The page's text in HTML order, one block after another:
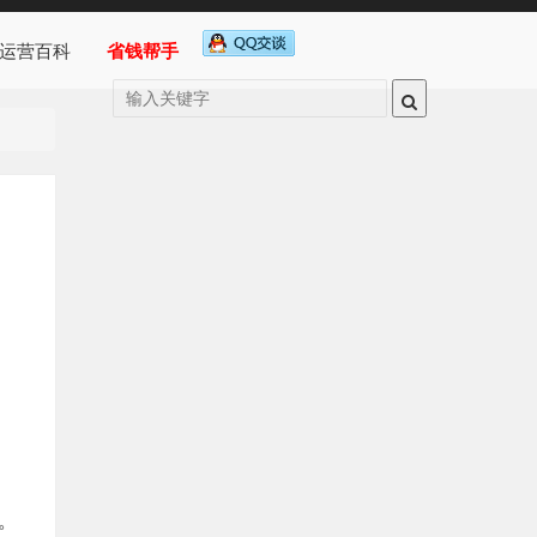
运营百科 省钱帮手